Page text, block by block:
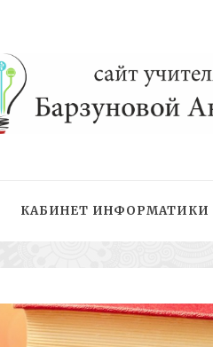
КАБИНЕТ ИНФОРМАТИКИ